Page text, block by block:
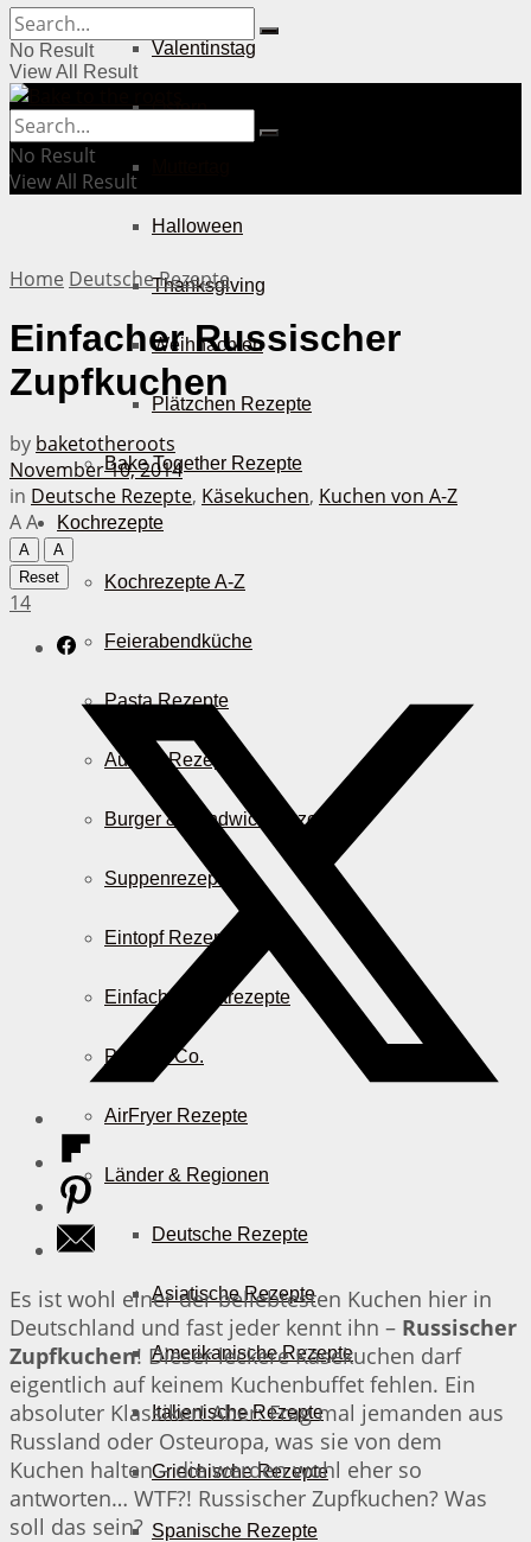
Valentinstag
Ostern
Halloween
Thanksgiving
Weihnachten
Plätzchen Rezepte
Bake Together Rezepte
Kochrezepte
Kochrezepte A-Z
Feierabendküche
Pasta Rezepte
Auflauf Rezepte
Burger & Sandwich Rezepte
Suppenrezepte
Eintopf Rezepte
Einfache Salatrezepte
Pizza & Co.
AirFryer Rezepte
Länder & Regionen
Deutsche Rezepte
Asiatische Rezepte
Amerikanische Rezepte
Italienische Rezepte
Griechische Rezepte
Spanische Rezepte
No Result
View All Result
No Result
View All Result
Home Deutsche Rezepte
Einfacher Russischer
Zupfkuchen
by baketotheroots
November 10, 2014
in Deutsche Rezepte, Käsekuchen, Kuchen von A-Z
AA
A
A
Reset
14
Es ist wohl einer der beliebtesten Kuchen hier in
Deutschland und fast jeder kennt ihn – Russischer
Zupfkuchen! Dieser leckere Käsekuchen darf
eigentlich auf keinem Kuchenbuffet fehlen. Ein
absoluter Klassiker! Aber: Frag mal jemanden aus
Russland oder Osteuropa, was sie von dem
Kuchen halten – die werden wohl eher so
antworten… WTF?! Russischer Zupfkuchen? Was
soll das sein?